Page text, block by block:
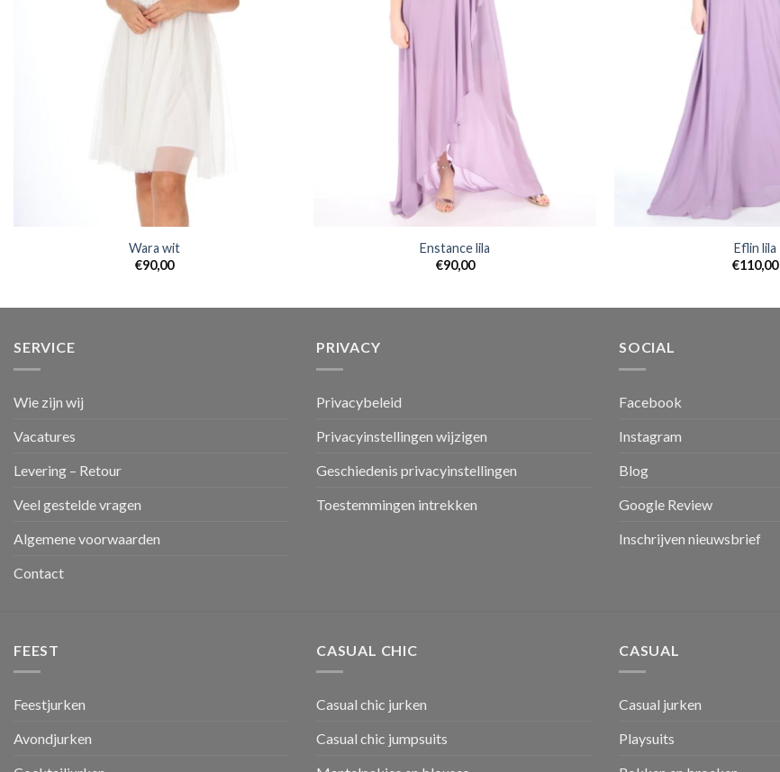
Wara wit
€90,00
Enstance lila
€90,00
Eflin lila
€110,00
SERVICE
Wie zijn wij
Vacatures
Levering – Retour
Veel gestelde vragen
Algemene voorwaarden
Contact
PRIVACY
Privacybeleid
Privacyinstellingen wijzigen
Geschiedenis privacyinstellingen
Toestemmingen intrekken
SOCIAL
Facebook
Instagram
Blog
Google Review
Inschrijven nieuwsbrief
FEEST
Feestjurken
Avondjurken
CASUAL CHIC
Casual chic jurken
Casual chic jumpsuits
CASUAL
Casual jurken
Playsuits